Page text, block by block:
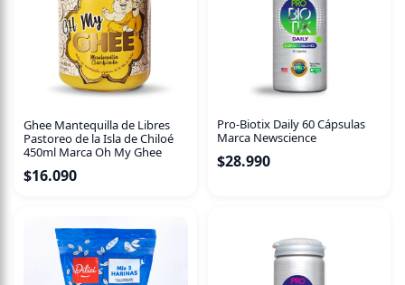
Almacenaje: En lugar fresco (17°-23°) y cerrado.
Vencimiento: 24 meses después de la fecha de
elaboración
Contenido neto: 360 ml
Ghee Mantequilla de Libres
Pastoreo de la Isla de Chiloé
450ml Marca Oh My Ghee
$16.090
Pro-Biotix Daily 60 Cápsulas
Marca Newscience
$28.990